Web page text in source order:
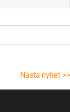
Nästa nyhet >>